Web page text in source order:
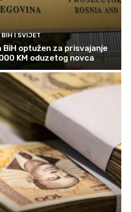
BIH I SVIJET
BiH optužen za prisvajanje
KM oduzetog novca